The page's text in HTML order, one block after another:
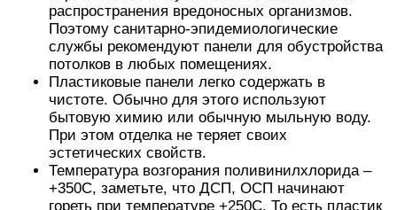
распространения вредоносных организмов.
Поэтому санитарно-эпидемиологические
службы рекомендуют панели для обустройства
потолков в любых помещениях.
Пластиковые панели легко содержать в
чистоте. Обычно для этого используют
бытовую химию или обычную мыльную воду.
При этом отделка не теряет своих
эстетических свойств.
Температура возгорания поливинилхлорида –
+350С, заметьте, что ДСП, ОСП начинают
гореть при температуре +250С. То есть пластик